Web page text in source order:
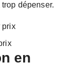
dépenser.
en